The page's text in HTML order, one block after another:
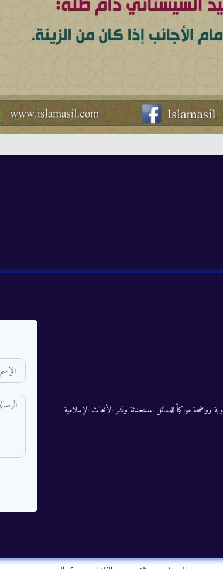
وواضحة مواكباً للمسائل المستحدثة ونشر الأبحاث الإسلامية